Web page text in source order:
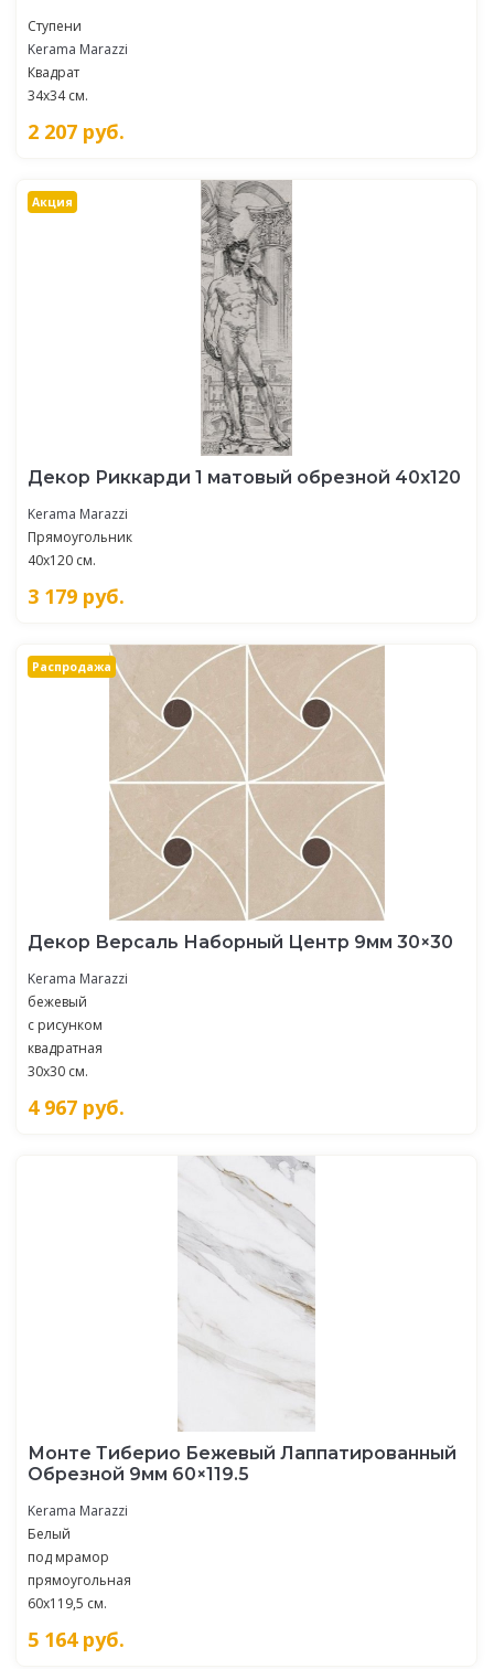
Ступени
Kerama Marazzi
Квадрат
34x34 см.
2 207 руб.
Акция
Декор Риккарди 1 матовый обрезной 40x120
Kerama Marazzi
Прямоугольник
40x120 см.
3 179 руб.
Распродажа
Декор Версаль Наборный Центр 9мм 30×30
Kerama Marazzi
бежевый
с рисунком
квадратная
30x30 см.
4 967 руб.
Монте Тиберио Бежевый Лаппатированный
Обрезной 9мм 60×119.5
Kerama Marazzi
Белый
под мрамор
прямоугольная
60x119,5 см.
5 164руб.